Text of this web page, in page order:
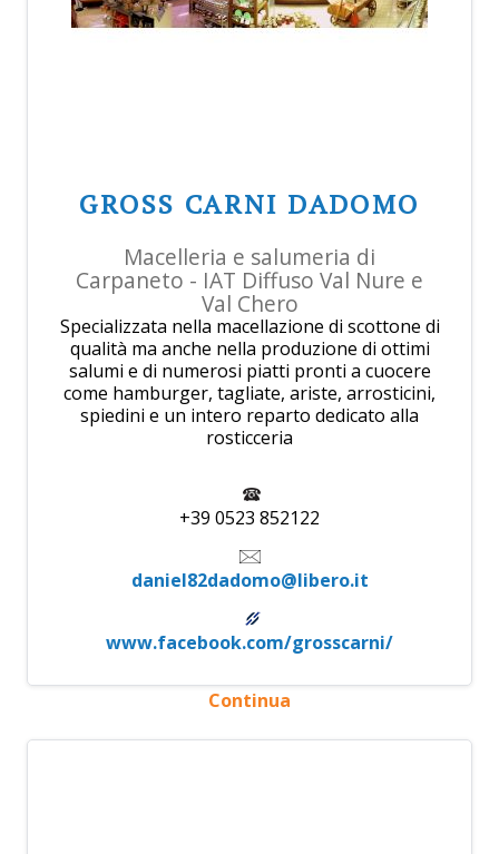
GROSS CARNI DADOMO
Macelleria e salumeria di
Carpaneto - IAT Diffuso Val Nure e
Val Chero
Specializzata nella macellazione di scottone di
qualità ma anche nella produzione di ottimi
salumi e di numerosi piatti pronti a cuocere
come hamburger, tagliate, ariste, arrosticini,
spiedini e un intero reparto dedicato alla
rosticceria
+39 0523 852122
daniel82dadomo@libero.it
www.facebook.com/grosscarni/
Continua